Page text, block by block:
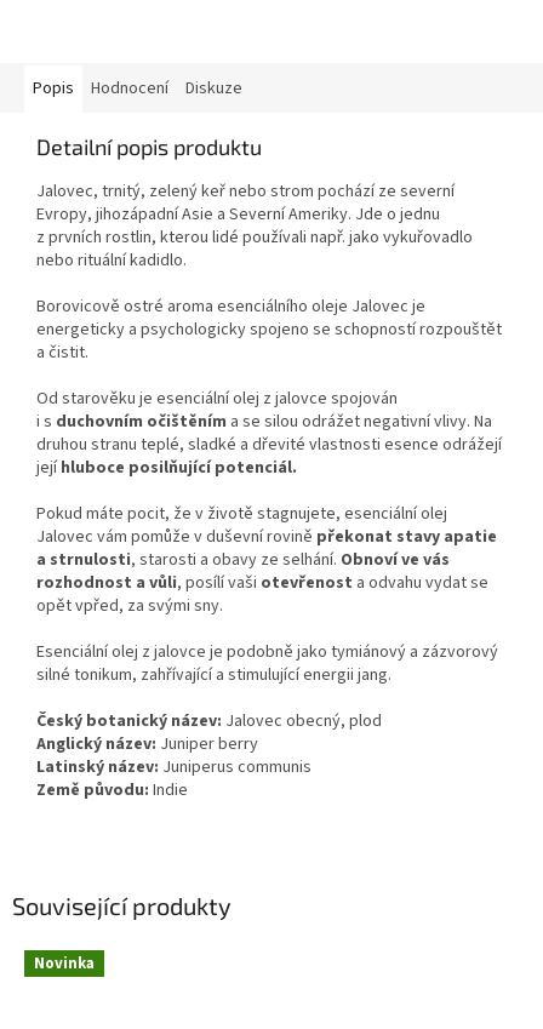
Související produkty
Novinka
Popis Hodnocení Diskuze
Detailní popis produktu
Jalovec, trnitý, zelený keř nebo strom pochází ze severní
Evropy, jihozápadní Asie a Severní Ameriky. Jde o jednu
z prvních rostlin, kterou lidé používali např. jako vykuřovadlo
nebo rituální kadidlo.
Borovicově ostré aroma esenciálního oleje Jalovec je
energeticky a psychologicky spojeno se schopností rozpouštět
a čistit.
Od starověku je esenciální olej z jalovce spojován
i s duchovním očištěním a se silou odrážet negativní vlivy. Na
druhou stranu teplé, sladké a dřevité vlastnosti esence odrážejí
její hluboce posilňující potenciál.
Pokud máte pocit, že v životě stagnujete, esenciální olej
Jalovec vám pomůže v duševní rovině překonat stavy apatie
a strnulosti, starosti a obavy ze selhání. Obnoví ve vás
rozhodnost a vůli, posílí vaši otevřenost a odvahu vydat se
opět vpřed, za svými sny.
Esenciální olej z jalovce je podobně jako tymiánový a zázvorový
silné tonikum, zahřívající a stimulující energii jang.
Český botanický název: Jalovec obecný, plod
Anglický název: Juniper berry
Latinský název: Juniperus communis
Země původu: Indie